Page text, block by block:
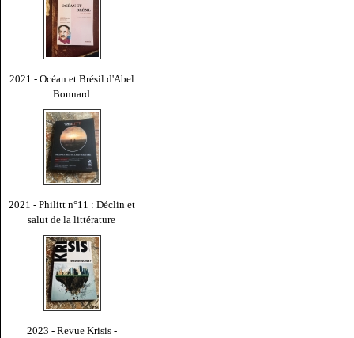
2021 - Océan et Brésil d'Abel
Bonnard
2021 - Philitt n°11 : Déclin et
salut de la littérature
2023 - Revue Krisis -